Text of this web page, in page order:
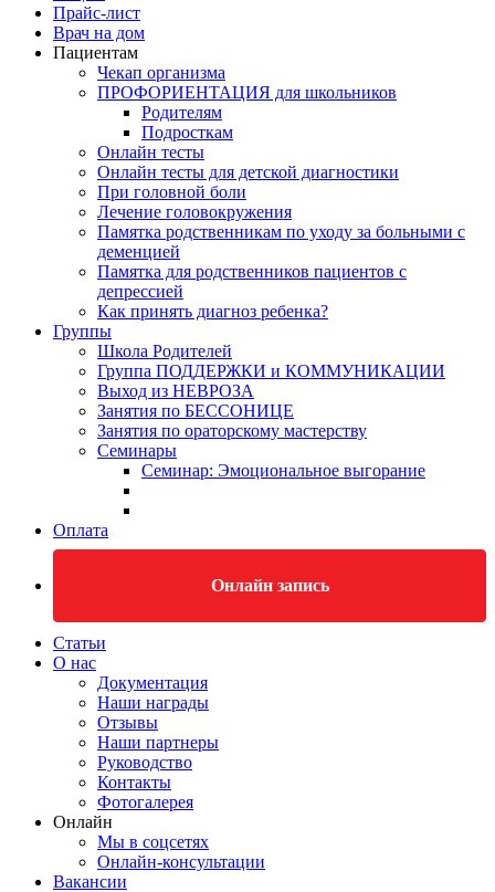
Прайс-лист
Врач на дом
Пациентам
Чекап организма
ПРОФОРИЕНТАЦИЯ для школьников
Родителям
Подросткам
Онлайн тесты
Онлайн тесты для детской диагностики
При головной боли
Лечение головокружения
Памятка родственникам по уходу за больными с
деменцией
Памятка для родственников пациентов с
депрессией
Как принять диагноз ребенка?
Группы
Школа Родителей
Группа ПОДДЕРЖКИ и КОММУНИКАЦИИ
Выход из НЕВРОЗА
Занятия по БЕССОНИЦЕ
Занятия по ораторскому мастерству
Семинары
Семинар: Эмоциональное выгорание
Оплата
Онлайн запись
Статьи
О нас
Документация
Наши награды
Отзывы
Наши партнеры
Руководство
Контакты
Фотогалерея
Онлайн
Мы в соцсетях
Онлайн-консультации
Вакансии